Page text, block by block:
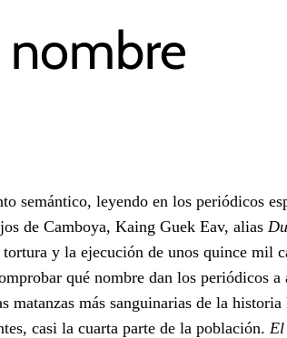
nombre
semántico, leyendo en los periódicos
de Camboya, Kaing Guek Eav, alias
y la ejecución de unos quince mil
qué nombre dan los periódicos
más sanguinarias de la
casi la cuarta parte de la población.